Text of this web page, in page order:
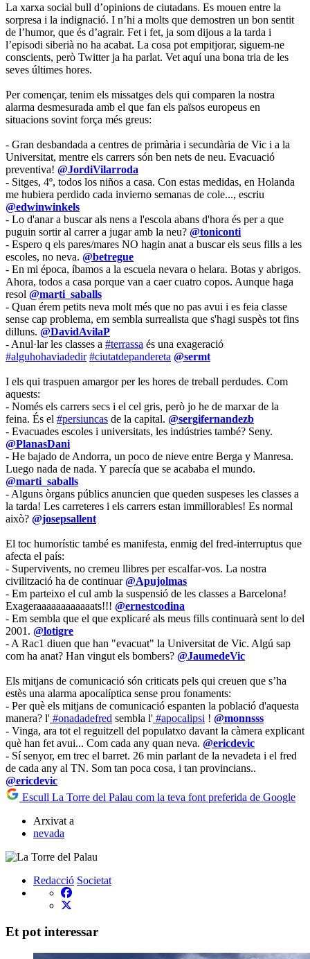
La xarxa social bull d’opinions de ciutadans. Es mouen entre la
sorpresa i la indignació. I n’hi a molts que demostren un bon sentit
de l’humor, que és d’agrair. Fet i fet, ja som dijous a la tarda i
l’episodi siberià no ha acabat. La cosa pot empitjorar, siguem-ne
conscients, però Twitter ja ha parlat. Vet aquí una bona tria de les
seves últimes hores.
Per començar, tenim els missatges dels qui comparen la nostra
alarma desmesurada amb el que fan els països europeus en
situacions sovint força més greus:
- Gran desbandada a centres de primària i secundària de Vic i a la
Universitat, mentre els carrers són ben nets de neu. Evacuació
preventiva! @JordiVilarroda
- Sitges, 4º, todos los niños a casa. Con estas medidas, en Holanda
me hubiera perdido cada invierno semanas de cole..., escriu
@edwinwinkels
- Lo d'anar a buscar als nens a l'escola abans d'hora és per a que
puguin sortir al carrer a jugar amb la neu? @toniconti
- Espero q els pares/mares NO hagin anat a buscar els seus fills a les
escoles, no neva. @betregue
- En mi época, íbamos a la escuela nevara o helara. Botas y abrigos.
Ahora, todos a casa porque van a caer cuatro copos. Aunque haga
resol @marti_saballs
- Quan érem petits neva molt més que no pas avui i es feia classe
sense cap problema, em sembla surrealista que s'hagi suspès tot fins
dilluns. @DavidAvilaP
- Anul·lar les classes a #terrassa és una exageració
#alguhohaviadedir #ciutatdepandereta @sermt
I els qui traspuen amargor per les hores de treball perdudes. Com
aquests:
- Només els carrers secs i el cel gris, però jo he de marxar de la
feina. És el #persiuncas de la capital. @sergifernandezb
- Evacuades escoles i universitats, les indústries també? Seny.
@PlanasDani
- He bajado de Andorra, un poco de nieve entre Berga y Manresa.
Luego nada de nada. Y parecía que se acababa el mundo.
@marti_saballs
- Alguns òrgans públics anuncien que queden suspeses les classes a
la tarda! Les carreteres i els carrers estan immillorables! Es normal
això? @josepsallent
El toc humorístic també es manifesta, enmig del fred-interruptus que
afecta el país:
- Supervivents, no cremeu llibres per escalfar-vos. La nostra
civilització ha de continuar@Apujolmas
- Em parteixo el cul amb la suspensió de les classes a Barcelona!
Exageraaaaaaaaaaaats!!! @ernestcodina
- Em sembla que el que explicaré als meus fills continuarà sent lo del
2001. @lotigre
- A Rac1 diuen que han "evacuat" la Universitat de Vic. Algú sap
com ha anat? Han vingut els bombers? @JaumedeVic
Els mitjans de comunicació són criticats pels qui creuen que s’ha
estès una alarma apocalíptica sense prou fonaments:
- Per què els mitjans de comunicació espanten la població d'aquesta
manera? l' #onadadefred sembla l' #apocalipsi ! @monnsss
- Vinga, ara tot el reguitzell del populatxo davant la càmera explicant
què han fet avui... Com cada any quan neva. @ericdevic
- Sí senyor, em trec el barret. 26 min parlant de la nevadeta i el fred
de cada any al TN. Som tan poca cosa, i tan provincians..
@ericdevic
Escull La Torre del Palau com la teva font preferida de Google
Arxivat a
nevada
Redacció Societat
Et pot interessar